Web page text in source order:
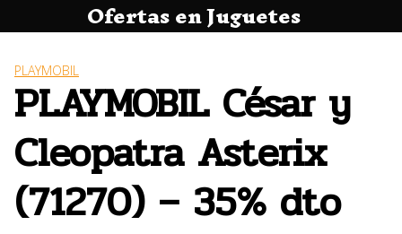
al
Ofertas en Juguetes
PLAYMOBIL
PLAYMOBIL César y
Cleopatra Asterix
(71270) – 35% dto